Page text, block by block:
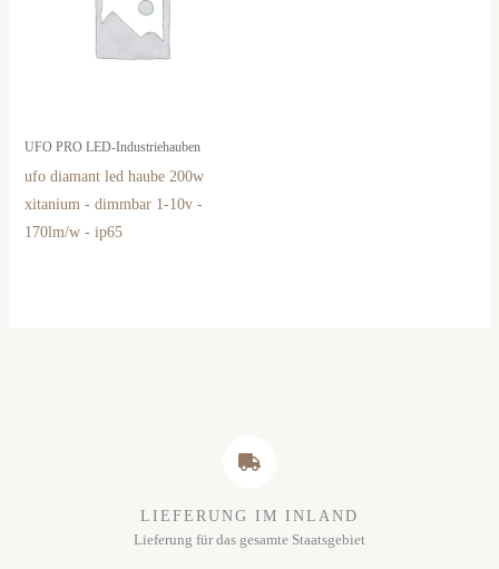
UFO PRO LED-Industriehauben
ufo diamant led haube 200w
xitanium - dimmbar 1-10v -
170lm/w - ip65
LIEFERUNG IM INLAND
Lieferung für das gesamte Staatsgebiet